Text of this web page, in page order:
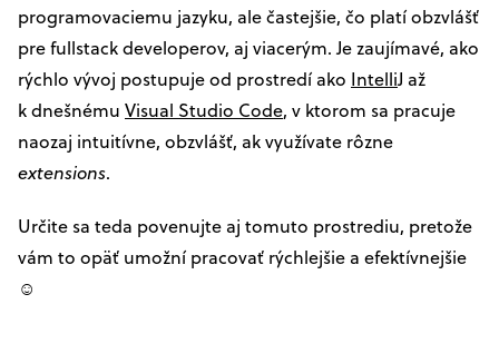
programovaciemu jazyku, ale častejšie, čo platí obzvlášť
pre fullstack developerov, aj viacerým. Je zaujímavé, ako
rýchlo vývoj postupuje od prostredí ako IntelliJ až
k dnešnému Visual Studio Code, v ktorom sa pracuje
naozaj intuitívne, obzvlášť, ak využívate rôzne
extensions.
Určite sa teda povenujte aj tomuto prostrediu, pretože
vám to opäť umožní pracovať rýchlejšie a efektívnejšie
☺